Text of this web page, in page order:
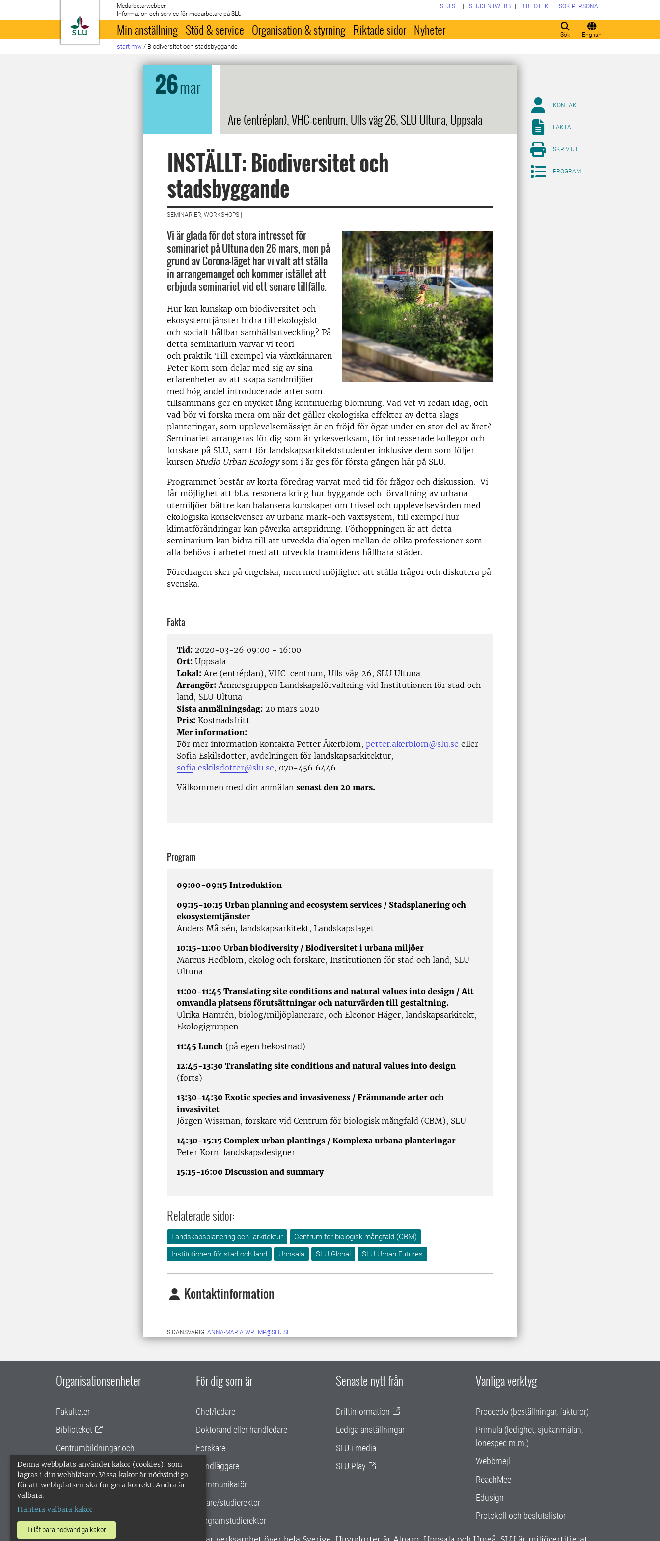
Denna webbplats använder kakor (cookies), som
lagras i din webbläsare. Vissa kakor är nödvändiga
för att webbplatsen ska fungera korrekt. Andra är
valbara.
Hantera valbara kakor
Tillåt bara nödvändiga kakor
Till startsida
Medarbetarwebben
Information och service för medarbetare på SLU
Sök English
SLU.SE STUDENTWEBB BIBLIOTEK SÖK PERSONAL
Min anställning Stöd & service Organisation & styrning Riktade sidor Nyheter
start mw / Biodiversitet och stadsbyggande
26mar
Are (entréplan), VHC-centrum, Ulls väg 26, SLU Ultuna, Uppsala
INSTÄLLT: Biodiversitet och
stadsbyggande
SEMINARIER, WORKSHOPS |
Vi är glada för det stora intresset för
seminariet på Ultuna den 26 mars, men på
grund av Corona-läget har vi valt att ställa
in arrangemanget och kommer istället att
erbjuda seminariet vid ett senare tillfälle.
Hur kan kunskap om biodiversitet och
ekosystemtjänster bidra till ekologiskt
och socialt hållbar samhällsutveckling? På
detta seminarium varvar vi teori
och praktik. Till exempel via växtkännaren
Peter Korn som delar med sig av sina
erfarenheter av att skapa sandmiljöer
med hög andel introducerade arter som
tillsammans ger en mycket lång kontinuerlig blomning. Vad vet vi redan idag, och
vad bör vi forska mera om när det gäller ekologiska effekter av detta slags
planteringar, som upplevelsemässigt är en fröjd för ögat under en stor del av året?
Seminariet arrangeras för dig som är yrkesverksam, för intresserade kollegor och
forskare på SLU, samt för landskapsarkitektstudenter inklusive dem som följer
kursen Studio Urban Ecologysom i år ges för första gången här på SLU.
Programmet består av korta föredrag varvat med tid för frågor och diskussion. Vi
får möjlighet att bl.a. resonera kring hur byggande och förvaltning av urbana
utemiljöer bättre kan balansera kunskaper om trivsel och upplevelsevärden med
ekologiska konsekvenser av urbana mark-och växtsystem, till exempel hur
klimatförändringar kan påverka artspridning. Förhoppningen är att detta
seminarium kan bidra till att utveckla dialogen mellan de olika professioner som
alla behövs i arbetet med att utveckla framtidens hållbara städer.
Föredragen sker på engelska, men med möjlighet att ställa frågor och diskutera på
svenska.
Fakta
Tid: 2020-03-26 09:00 - 16:00
Ort: Uppsala
Lokal: Are (entréplan), VHC-centrum, Ulls väg 26, SLU Ultuna
Arrangör: Ämnesgruppen Landskapsförvaltning vid Institutionen för stad och
land, SLU Ultuna
Sista anmälningsdag: 20 mars 2020
Pris: Kostnadsfritt
Mer information:
För mer information kontakta Petter Åkerblom, petter.akerblom@slu.se eller
Sofia Eskilsdotter, avdelningen för landskapsarkitektur,
sofia.eskilsdotter@slu.se, 070-456 6446.
Välkommen med din anmälan senast den 20 mars.
Program
09:00-09:15 Introduktion
09:15-10:15 Urban planning and ecosystem services / Stadsplanering och
ekosystemtjänster
Anders Mårsén, landskapsarkitekt, Landskapslaget
10:15-11:00 Urban biodiversity / Biodiversitet i urbana miljöer
Marcus Hedblom, ekolog och forskare, Institutionen för stad och land, SLU
Ultuna
11:00-11:45 Translating site conditions and natural values into design / Att
omvandla platsens förutsättningar och naturvärden till gestaltning.
Ulrika Hamrén, biolog/miljöplanerare, och Eleonor Häger, landskapsarkitekt,
Ekologigruppen
11:45 Lunch (på egen bekostnad)
12:45-13:30 Translating site conditions and natural values into design
(forts)
13:30-14:30 Exotic species and invasiveness / Främmande arter och
invasivitet
Jörgen Wissman, forskare vid Centrum för biologisk mångfald (CBM), SLU
14:30-15:15 Complex urban plantings / Komplexa urbana planteringar
Peter Korn, landskapsdesigner
15:15-16:00 Discussion and summary
Relaterade sidor:
Landskapsplanering och -arkitektur
Centrum för biologisk mångfald (CBM)
Institutionen för stad och land
Uppsala SLU Global SLU Urban Futures
Kontaktinformation
SIDANSVARIG: ANNA-MARIA.WREMP@SLU.SE
KONTAKT
FAKTA
SKRIV UT
PROGRAM
Organisationsenheter
Fakulteter
Biblioteket
Centrumbildningar och
samarbetsprojekt
Gemensamma verksamhetsstödet
För dig som är
Chef/ledare
Doktorand eller handledare
Forskare
Handläggare
Kommunikatör
Lärare/studierektor
Programstudierektor
Senaste nytt från
Driftinformation
Lediga anställningar
SLU i media
SLU Play
Vanliga verktyg
Proceedo (beställningar, fakturor)
Primula (ledighet, sjukanmälan,
lönespec m.m.)
Webbmejl
ReachMee
Edusign
Protokoll och beslutslistor